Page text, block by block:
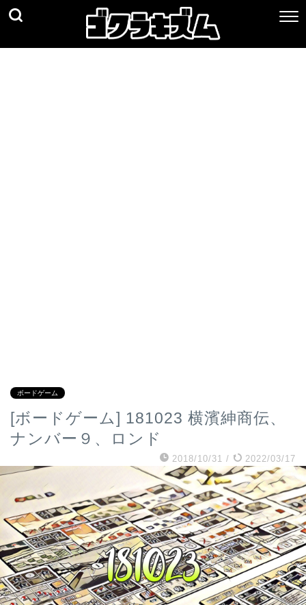
ボードゲーム
[ボードゲーム] 181023 横濱紳商伝、
ナンバー９、ロンド
2018/10/31 / 2022/03/17